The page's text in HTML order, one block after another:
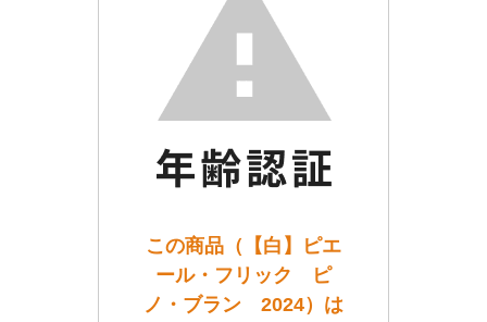
この商品（【白】ピエ
ール・フリック ピ
ノ・ブラン 2024）は